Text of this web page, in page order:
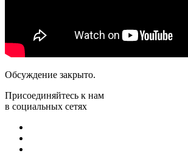
Обсуждение закрыто.
Присоединяйтесь к нам
в социальных сетях